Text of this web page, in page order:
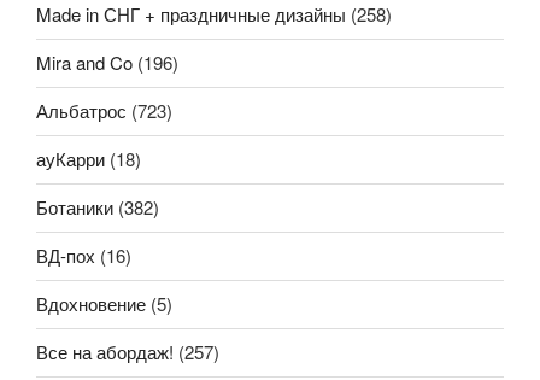
Made in СНГ + праздничные дизайны (258)
Mira and Co (196)
Альбатрос (723)
ауКарри (18)
Ботаники (382)
ВД-пох (16)
Вдохновение (5)
Все на абордаж! (257)